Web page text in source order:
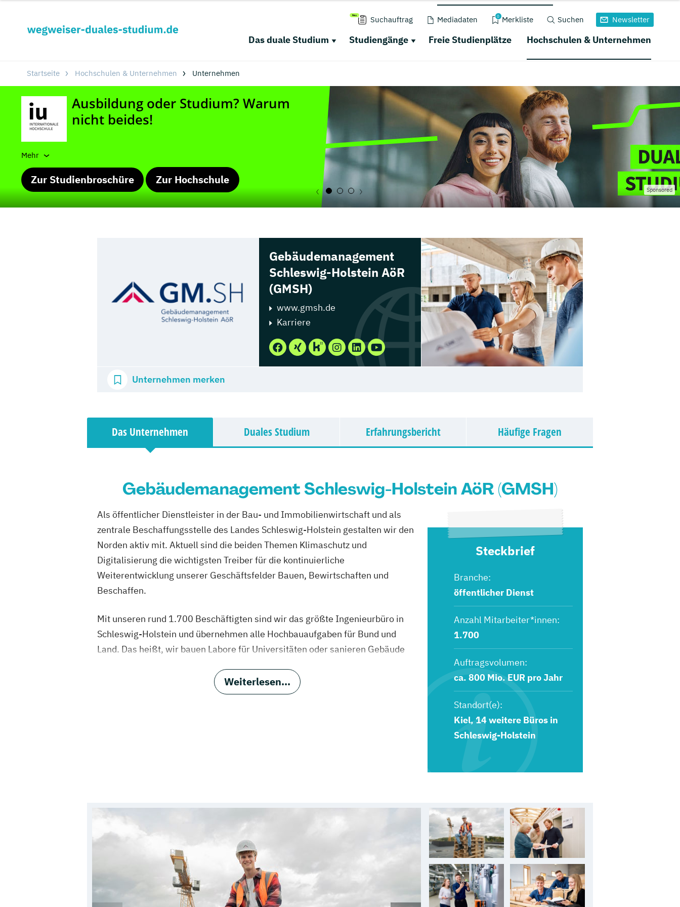
Suchauftrag Mediadaten 0 Merkliste Suchen Newsletter
Das duale Studium Studiengänge Freie Studienplätze Hochschulen & Unternehmen
Startseite Hochschulen & Unternehmen Unternehmen
Mehr
Zur Studienbroschüre Zur Hochschule
Sponsored
Gebäudemanagement
Schleswig-Holstein AöR
(GMSH)
www.gmsh.de
Karriere
Unternehmen merken
Das Unternehmen Duales Studium Erfahrungsbericht Häufige Fragen
Gebäudemanagement Schleswig-Holstein AöR (GMSH)
Als öffentlicher Dienstleister in der Bau- und Immobilienwirtschaft und als
zentrale Beschaffungsstelle des Landes Schleswig-Holstein gestalten wir den
Norden aktiv mit. Aktuell sind die beiden Themen Klimaschutz und
Digitalisierung die wichtigsten Treiber für die kontinuierliche
Weiterentwicklung unserer Geschäftsfelder Bauen, Bewirtschaften und
Beschaffen.
Mit unseren rund 1.700 Beschäftigten sind wir das größte Ingenieurbüro in
Schleswig-Holstein und übernehmen alle Hochbauaufgaben für Bund und
Land. Das heißt, wir bauen Labore für Universitäten oder sanieren Gebäude
wie das Landeshaus in Kiel oder Gefängnisse. Wir kaufen auch Material und
Dienstleistungen für das Land ein, dazu zählen Polizeiautos oder
Weiterlesen...
Steckbrief
Branche:
öffentlicher Dienst
Anzahl Mitarbeiter*innen:
1.700
Auftragsvolumen:
ca. 800 Mio. EUR pro Jahr
Standort(e):
Kiel, 14 weitere Büros in
Schleswig-Holstein